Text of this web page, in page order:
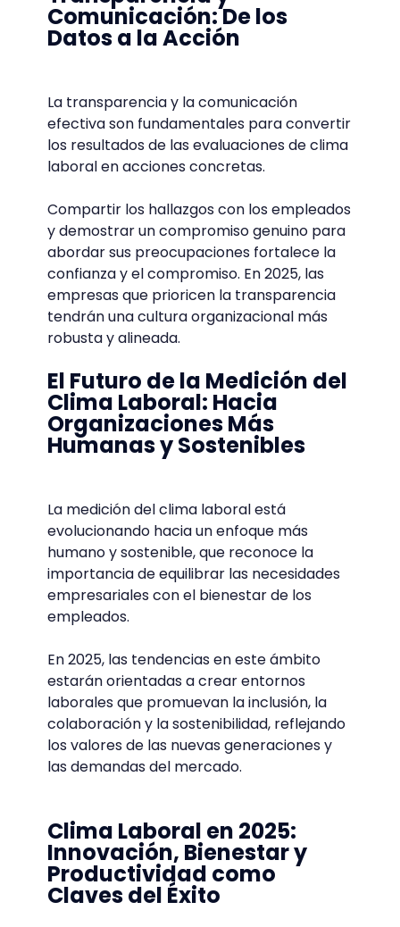
Comunicación: De los
Datos a la Acción
La transparencia y la comunicación
efectiva son fundamentales para convertir
los resultados de las evaluaciones de clima
laboral en acciones concretas.
Compartir los hallazgos con los empleados
y demostrar un compromiso genuino para
abordar sus preocupaciones fortalece la
confianza y el compromiso. En 2025, las
empresas que prioricen la transparencia
tendrán una cultura organizacional más
robusta y alineada.
El Futuro de la Medición del
Clima Laboral: Hacia
Organizaciones Más
Humanas y Sostenibles
La medición del clima laboral está
evolucionando hacia un enfoque más
humano y sostenible, que reconoce la
importancia de equilibrar las necesidades
empresariales con el bienestar de los
empleados.
En 2025, las tendencias en este ámbito
estarán orientadas a crear entornos
laborales que promuevan la inclusión, la
colaboración y la sostenibilidad, reflejando
los valores de las nuevas generaciones y
las demandas del mercado.
Clima Laboral en 2025:
Innovación, Bienestar y
Productividad como
Claves del Éxito